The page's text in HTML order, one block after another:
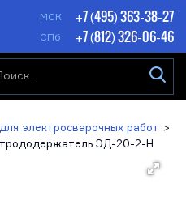
МСК +7 (495) 363-38-27
СПб +7 (812) 326-06-46
электросварочных работ
ЭД-20-2-H